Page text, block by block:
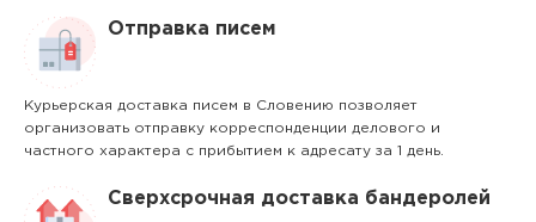
Отправка писем
Курьерская доставка писем в Словению позволяет
организовать отправку корреспонденции делового и
частного характера с прибытием к адресату за 1 день.
Сверхсрочная доставка бандеролей